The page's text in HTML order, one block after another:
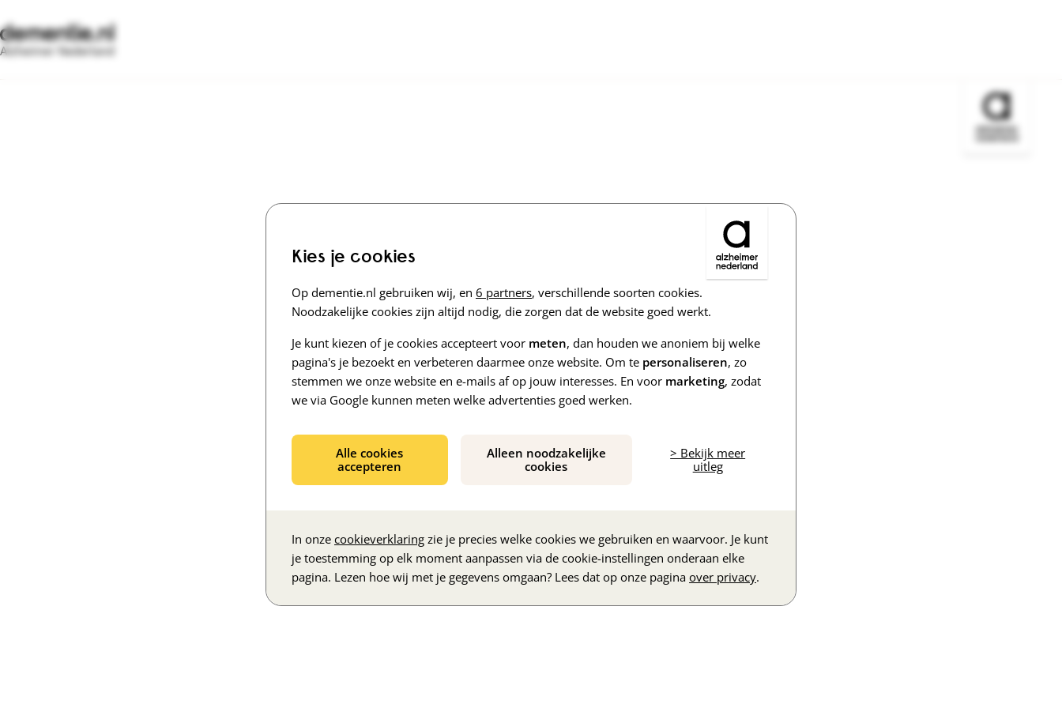
Kies je cookies
Op dementie.nl gebruiken wij, en 6 partners, verschillende soorten cookies.
Noodzakelijke cookies zijn altijd nodig, die zorgen dat de website goed werkt.
Je kunt kiezen of je cookies accepteert voor meten, dan houden we anoniem bij welke
pagina's je bezoekt en verbeteren daarmee onze website. Om te personaliseren, zo
stemmen we onze website en e-mails af op jouw interesses. En voor marketing, zodat
we via Google kunnen meten welke advertenties goed werken.
Alle cookies
accepteren
Alleen noodzakelijke
cookies
> Bekijk meer
uitleg
In onze cookieverklaring zie je precies welke cookies we gebruiken en waarvoor. Je kunt
je toestemming op elk moment aanpassen via de cookie-instellingen onderaan elke
pagina. Lezen hoe wij met je gegevens omgaan? Lees dat op onze pagina over privacy.
Alzheimer Nederland
Bezoek de